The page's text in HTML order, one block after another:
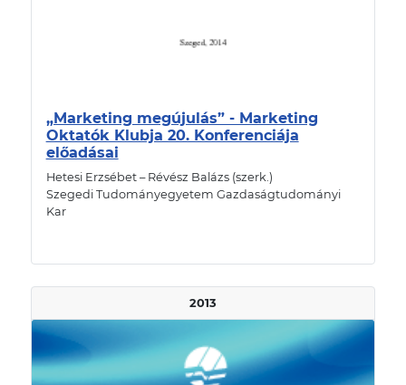
„Marketing megújulás” - Marketing
Oktatók Klubja 20. Konferenciája
előadásai
Hetesi Erzsébet – Révész Balázs (szerk.)
Szegedi Tudományegyetem Gazdaságtudományi
Kar
2013